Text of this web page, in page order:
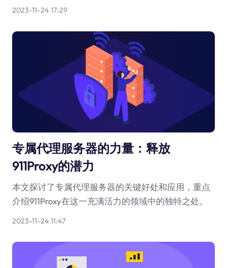
2023-11-24 17:29
专属代理服务器的力量：释放
911Proxy的潜力
本文探讨了专属代理服务器的关键好处和应用，重点
介绍911Proxy在这一充满活力的领域中的独特之处。
2023-11-24 11:47